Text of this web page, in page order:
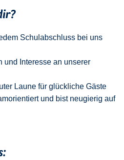
Schulabschluss bei uns
und
Interesse an unserer
Laune für glückliche Gäste
und bist neugierig auf